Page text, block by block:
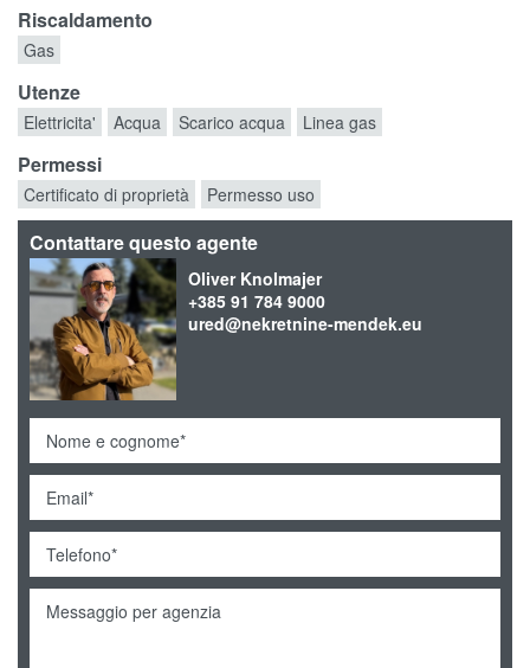
Riscaldamento
Gas
Utenze
Elettricita' Acqua Scarico acqua Linea gas
Permessi
Certificato di proprietà Permesso uso
Contattare questo agente
Oliver Knolmajer
+385 91 784 9000
ured@nekretnine-mendek.eu